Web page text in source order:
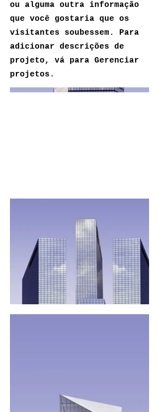
ou alguma outra informação
que você gostaria que os
visitantes soubessem. Para
adicionar descrições de
projeto, vá para Gerenciar
projetos.